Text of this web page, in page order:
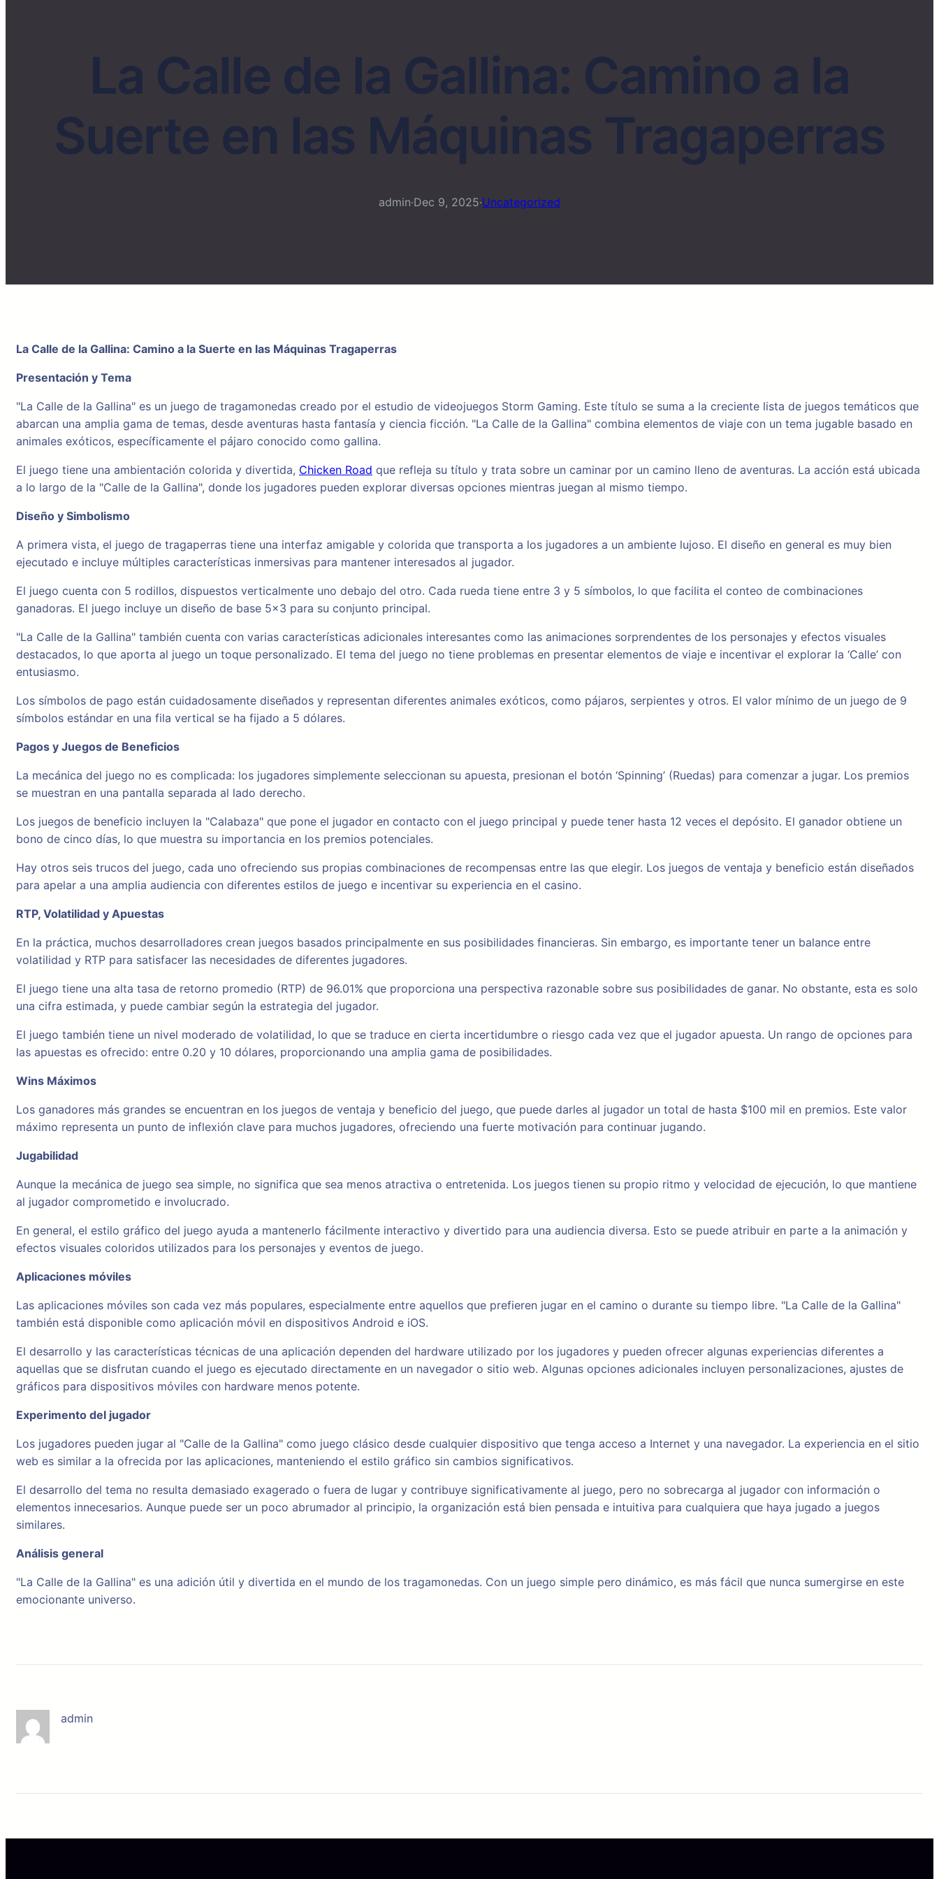
La Calle de la Gallina: Camino a la
Suerte en las Máquinas Tragaperras
admin·Dec 9, 2025·Uncategorized
La Calle de la Gallina: Camino a la Suerte en las Máquinas Tragaperras
Presentación y Tema
"La Calle de la Gallina" es un juego de tragamonedas creado por el estudio de videojuegos Storm Gaming. Este título se suma a la creciente lista de juegos temáticos que
abarcan una amplia gama de temas, desde aventuras hasta fantasía y ciencia ficción. "La Calle de la Gallina" combina elementos de viaje con un tema jugable basado en
animales exóticos, específicamente el pájaro conocido como gallina.
El juego tiene una ambientación colorida y divertida, Chicken Road que refleja su título y trata sobre un caminar por un camino lleno de aventuras. La acción está ubicada
a lo largo de la "Calle de la Gallina", donde los jugadores pueden explorar diversas opciones mientras juegan al mismo tiempo.
Diseño y Simbolismo
A primera vista, el juego de tragaperras tiene una interfaz amigable y colorida que transporta a los jugadores a un ambiente lujoso. El diseño en general es muy bien
ejecutado e incluye múltiples características inmersivas para mantener interesados al jugador.
El juego cuenta con 5 rodillos, dispuestos verticalmente uno debajo del otro. Cada rueda tiene entre 3 y 5 símbolos, lo que facilita el conteo de combinaciones
ganadoras. El juego incluye un diseño de base 5×3 para su conjunto principal.
"La Calle de la Gallina" también cuenta con varias características adicionales interesantes como las animaciones sorprendentes de los personajes y efectos visuales
destacados, lo que aporta al juego un toque personalizado. El tema del juego no tiene problemas en presentar elementos de viaje e incentivar el explorar la ‘Calle’ con
entusiasmo.
Los símbolos de pago están cuidadosamente diseñados y representan diferentes animales exóticos, como pájaros, serpientes y otros. El valor mínimo de un juego de 9
símbolos estándar en una fila vertical se ha fijado a 5 dólares.
Pagos y Juegos de Beneficios
La mecánica del juego no es complicada: los jugadores simplemente seleccionan su apuesta, presionan el botón ‘Spinning’ (Ruedas) para comenzar a jugar. Los premios
se muestran en una pantalla separada al lado derecho.
Los juegos de beneficio incluyen la "Calabaza" que pone el jugador en contacto con el juego principal y puede tener hasta 12 veces el depósito. El ganador obtiene un
bono de cinco días, lo que muestra su importancia en los premios potenciales.
Hay otros seis trucos del juego, cada uno ofreciendo sus propias combinaciones de recompensas entre las que elegir. Los juegos de ventaja y beneficio están diseñados
para apelar a una amplia audiencia con diferentes estilos de juego e incentivar su experiencia en el casino.
RTP, Volatilidad y Apuestas
En la práctica, muchos desarrolladores crean juegos basados principalmente en sus posibilidades financieras. Sin embargo, es importante tener un balance entre
volatilidad y RTP para satisfacer las necesidades de diferentes jugadores.
El juego tiene una alta tasa de retorno promedio (RTP) de 96.01% que proporciona una perspectiva razonable sobre sus posibilidades de ganar. No obstante, esta es solo
una cifra estimada, y puede cambiar según la estrategia del jugador.
El juego también tiene un nivel moderado de volatilidad, lo que se traduce en cierta incertidumbre o riesgo cada vez que el jugador apuesta. Un rango de opciones para
las apuestas es ofrecido: entre 0.20 y 10 dólares, proporcionando una amplia gama de posibilidades.
Wins Máximos
Los ganadores más grandes se encuentran en los juegos de ventaja y beneficio del juego, que puede darles al jugador un total de hasta $100 mil en premios. Este valor
máximo representa un punto de inflexión clave para muchos jugadores, ofreciendo una fuerte motivación para continuar jugando.
Jugabilidad
Aunque la mecánica de juego sea simple, no significa que sea menos atractiva o entretenida. Los juegos tienen su propio ritmo y velocidad de ejecución, lo que mantiene
al jugador comprometido e involucrado.
En general, el estilo gráfico del juego ayuda a mantenerlo fácilmente interactivo y divertido para una audiencia diversa. Esto se puede atribuir en parte a la animación y
efectos visuales coloridos utilizados para los personajes y eventos de juego.
Aplicaciones móviles
Las aplicaciones móviles son cada vez más populares, especialmente entre aquellos que prefieren jugar en el camino o durante su tiempo libre. "La Calle de la Gallina"
también está disponible como aplicación móvil en dispositivos Android e iOS.
El desarrollo y las características técnicas de una aplicación dependen del hardware utilizado por los jugadores y pueden ofrecer algunas experiencias diferentes a
aquellas que se disfrutan cuando el juego es ejecutado directamente en un navegador o sitio web. Algunas opciones adicionales incluyen personalizaciones, ajustes de
gráficos para dispositivos móviles con hardware menos potente.
Experimento del jugador
Los jugadores pueden jugar al "Calle de la Gallina" como juego clásico desde cualquier dispositivo que tenga acceso a Internet y una navegador. La experiencia en el sitio
web es similar a la ofrecida por las aplicaciones, manteniendo el estilo gráfico sin cambios significativos.
El desarrollo del tema no resulta demasiado exagerado o fuera de lugar y contribuye significativamente al juego, pero no sobrecarga al jugador con información o
elementos innecesarios. Aunque puede ser un poco abrumador al principio, la organización está bien pensada e intuitiva para cualquiera que haya jugado a juegos
similares.
Análisis general
"La Calle de la Gallina" es una adición útil y divertida en el mundo de los tragamonedas. Con un juego simple pero dinámico, es más fácil que nunca sumergirse en este
emocionante universo.
admin